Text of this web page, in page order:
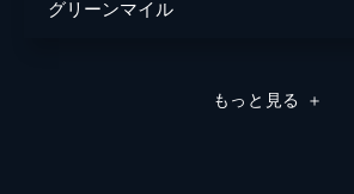
グリーンマイル
もっと見る ＋